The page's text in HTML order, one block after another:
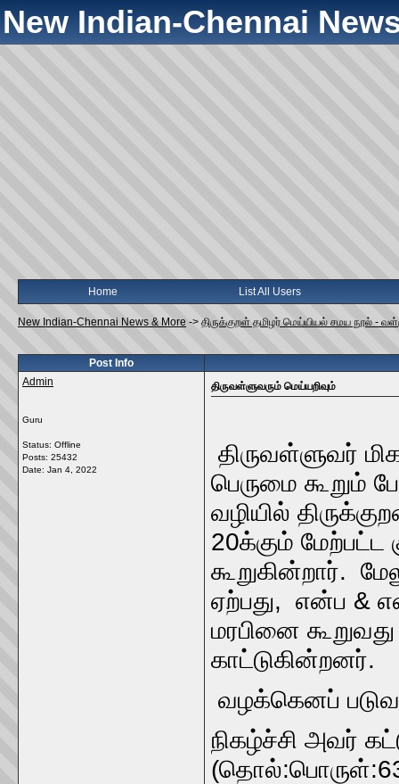
New Indian-Chennai
Home List All Users
New Indian-Chennai News & More -> திருக்குறள் தமிழர் மெய்யியல் சமய நூல் -
Post Info
Admin
Guru
Status: Offline
Posts: 25432
Date: Jan 4, 2022
திருவள்ளுவரும் மெய்யறிவும்
திருவள்ளுவர்
பெருமை கூறும்
வழியில்
20க்கும்
கூறுகின்றார்.
ஏற்பது, என்ப &
மரபினை
காட்டுகின்றனர்.
வழக்கெனப்
நிகழ்ச்சி